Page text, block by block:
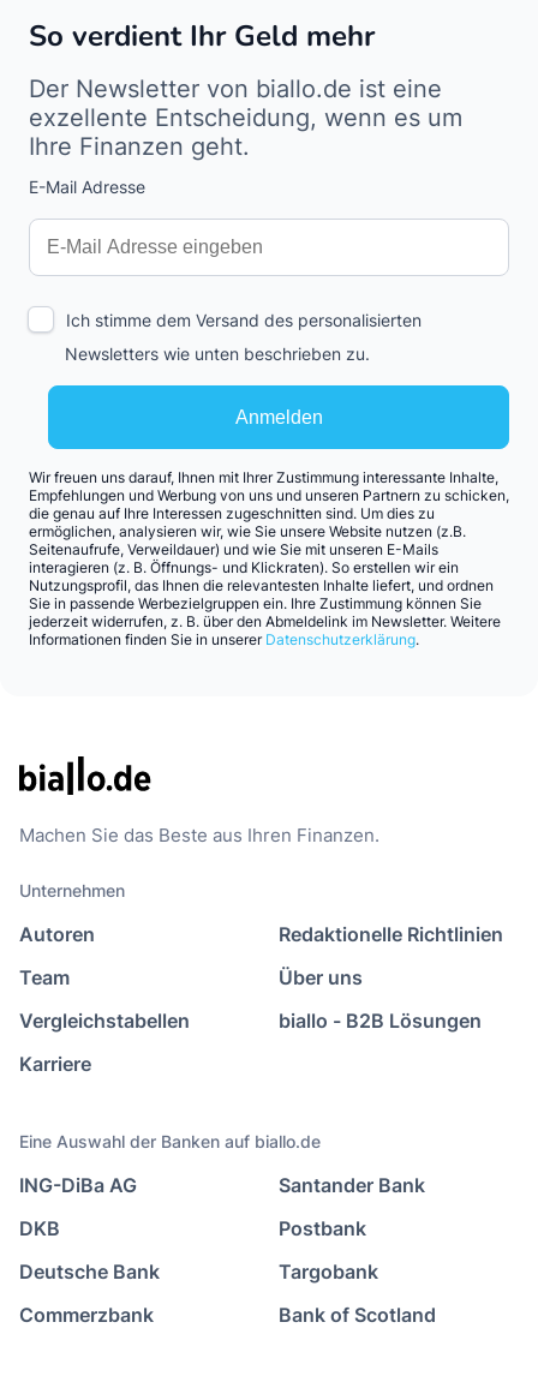
So verdient Ihr Geld mehr
Der Newsletter von biallo.de ist eine
exzellente Entscheidung, wenn es um
Ihre Finanzen geht.
E-Mail Adresse
Interests
Amount
Anmelden
Ich stimme dem Versand des personalisierten
Newsletters wie unten beschrieben zu.
Wir freuen uns darauf, Ihnen mit Ihrer Zustimmung interessante Inhalte,
Empfehlungen und Werbung von uns und unseren Partnern zu schicken,
die genau auf Ihre Interessen zugeschnitten sind. Um dies zu
ermöglichen, analysieren wir, wie Sie unsere Website nutzen (z.B.
Seitenaufrufe, Verweildauer) und wie Sie mit unseren E-Mails
interagieren (z. B. Öffnungs- und Klickraten). So erstellen wir ein
Nutzungsprofil, das Ihnen die relevantesten Inhalte liefert, und ordnen
Sie in passende Werbezielgruppen ein. Ihre Zustimmung können Sie
jederzeit widerrufen, z. B. über den Abmeldelink im Newsletter. Weitere
Informationen finden Sie in unserer Datenschutzerklärung.
Machen Sie das Beste aus Ihren Finanzen.
Unternehmen
Autoren
Team
Vergleichstabellen
Karriere
Redaktionelle Richtlinien
Über uns
biallo - B2B Lösungen
Eine Auswahl der Banken auf biallo.de
ING-DiBa AG
DKB
Deutsche Bank
Commerzbank
Santander Bank
Postbank
Targobank
Bank of Scotland